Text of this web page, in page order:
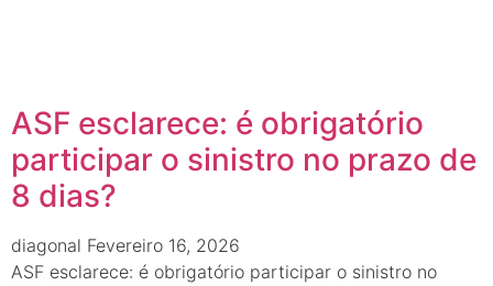
ASF esclarece: é obrigatório
participar o sinistro no prazo de
8 dias?
diagonal Fevereiro 16, 2026
ASF esclarece: é obrigatório participar o sinistro no